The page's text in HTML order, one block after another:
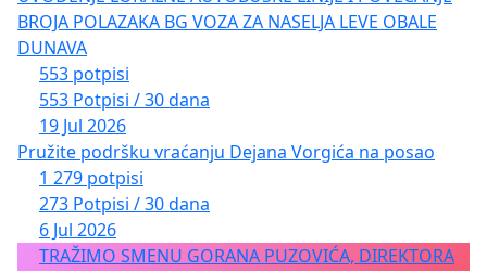
и Председнику Републике како би својим
ауторитетом помогао спровођење неопходних
промена.
BROJA POLAZAKA BG VOZA ZA NASELJA LEVE OBALE
DUNAVA
553 potpisi
553 Potpisi / 30 dana
19 Jul 2026
Pružite podršku vraćanju Dejana Vorgića na posao
1 279 potpisi
273 Potpisi / 30 dana
6 Jul 2026
TRAŽIMO SMENU GORANA PUZOVIĆA, DIREKTORA